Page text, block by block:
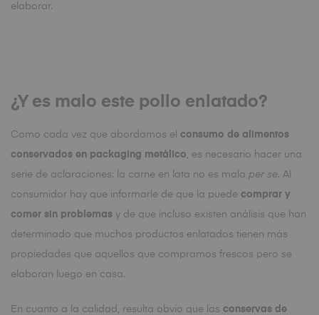
elaborar.
¿Y es malo este pollo enlatado?
Como cada vez que abordamos el consumo de alimentos
conservados en packaging metálico , es necesario hacer una
serie de aclaraciones: la carne en lata no es mala per se. Al
consumidor hay que informarle de que la puede comprar y
comer sin problemas y de que incluso existen análisis que han
determinado que muchos productos enlatados tienen más
propiedades que aquellos que compramos frescos pero se
elaboran luego en casa.
En cuanto a la calidad, resulta obvio que las conservas de